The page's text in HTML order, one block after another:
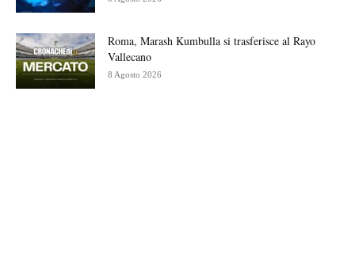
Roma, Marash Kumbulla si trasferisce al Rayo
Vallecano
8 Agosto 2026